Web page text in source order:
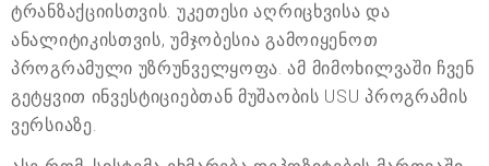
ტრანზაქციისთვის. უკეთესი აღრიცხვისა და
ანალიტიკისთვის, უმჯობესია გამოიყენოთ
პროგრამული უზრუნველყოფა. ამ მიმოხილვაში ჩვენ
გეტყვით ინვესტიციებთან მუშაობის USU პროგრამის
ვერსიაზე.